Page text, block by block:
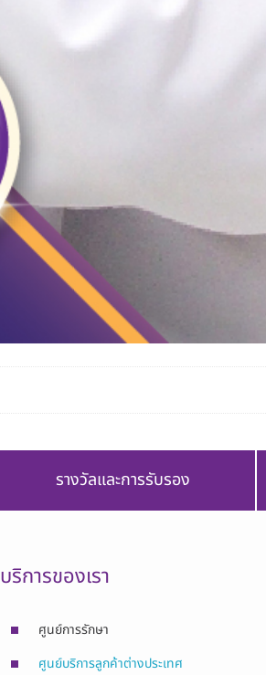
รางวัลและการรับรอง
บริการของเรา
ศูนย์การรักษา
ศูนย์บริการลูกค้าต่างประเทศ